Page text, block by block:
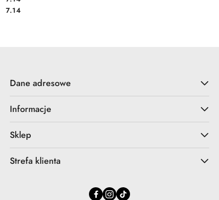
Cena:
7.14
Dane adresowe
Informacje
Sklep
Strefa klienta